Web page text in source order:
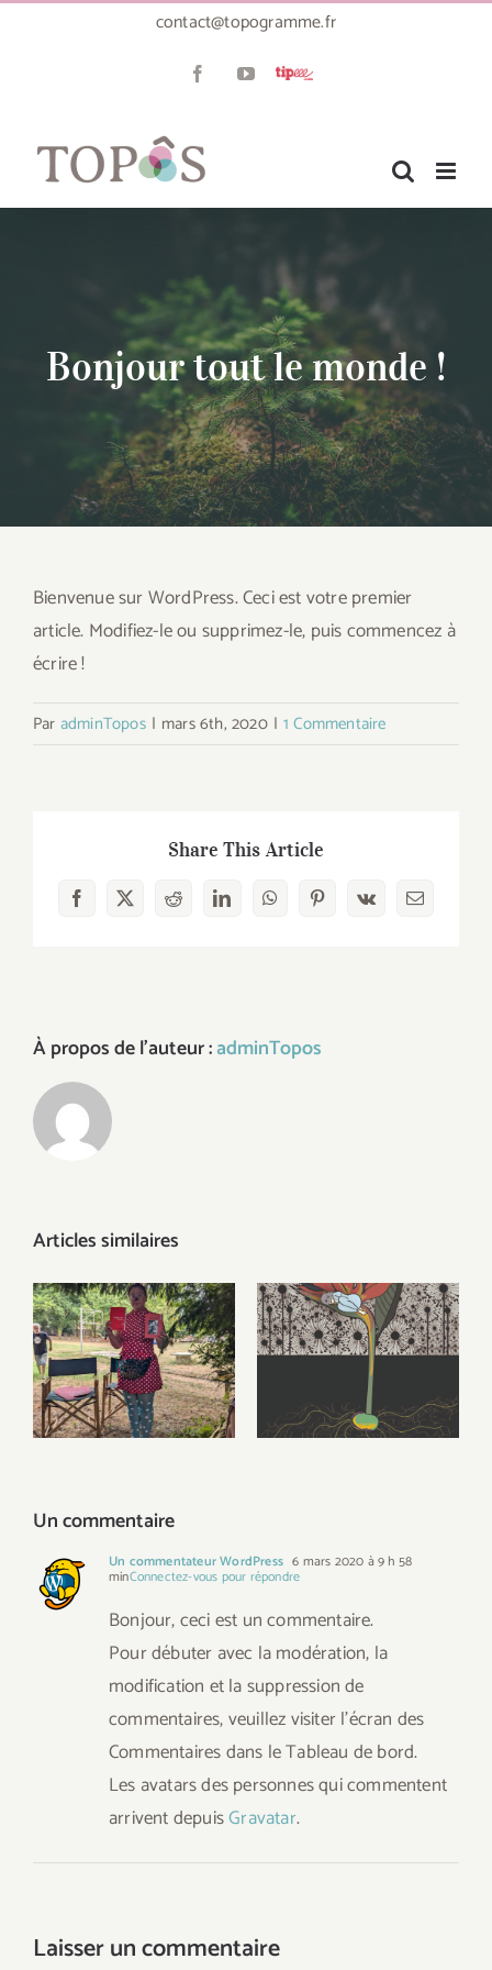
contact@topogramme.fr
FacebookYouTubeTipeee
Bonjour tout le monde !
Bienvenue sur WordPress. Ceci est votre premier
article. Modifiez-le ou supprimez-le, puis commencez à
écrire !
Par adminTopos | mars 6th, 2020 | 1 Commentaire
Share This Article
FacebookTwitterRedditLinkedInWhatsAppPinterest
Vk Email
À propos de l'auteur :adminTopos
Articles similaires
Politique et
poétique d’un
personnage qu’on
ne dresse pas
De la force
créatrice…
Un commentaire
Un commentateur WordPress 6 mars 2020 à 9 h 58
minConnectez-vous pour répondre
Bonjour, ceci est un commentaire.
Pour débuter avec la modération, la
modification et la suppression de
commentaires, veuillez visiter l’écran des
Commentaires dans le Tableau de bord.
Les avatars des personnes qui commentent
arrivent depuisGravatar.
Laisser un commentaire